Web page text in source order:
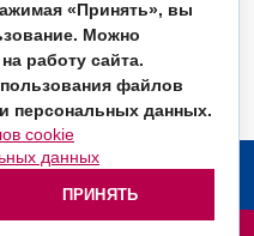
«Принять», вы
Можно
работу сайта.
файлов
персональных данных.
cookie
данных
ПРИНЯТЬ